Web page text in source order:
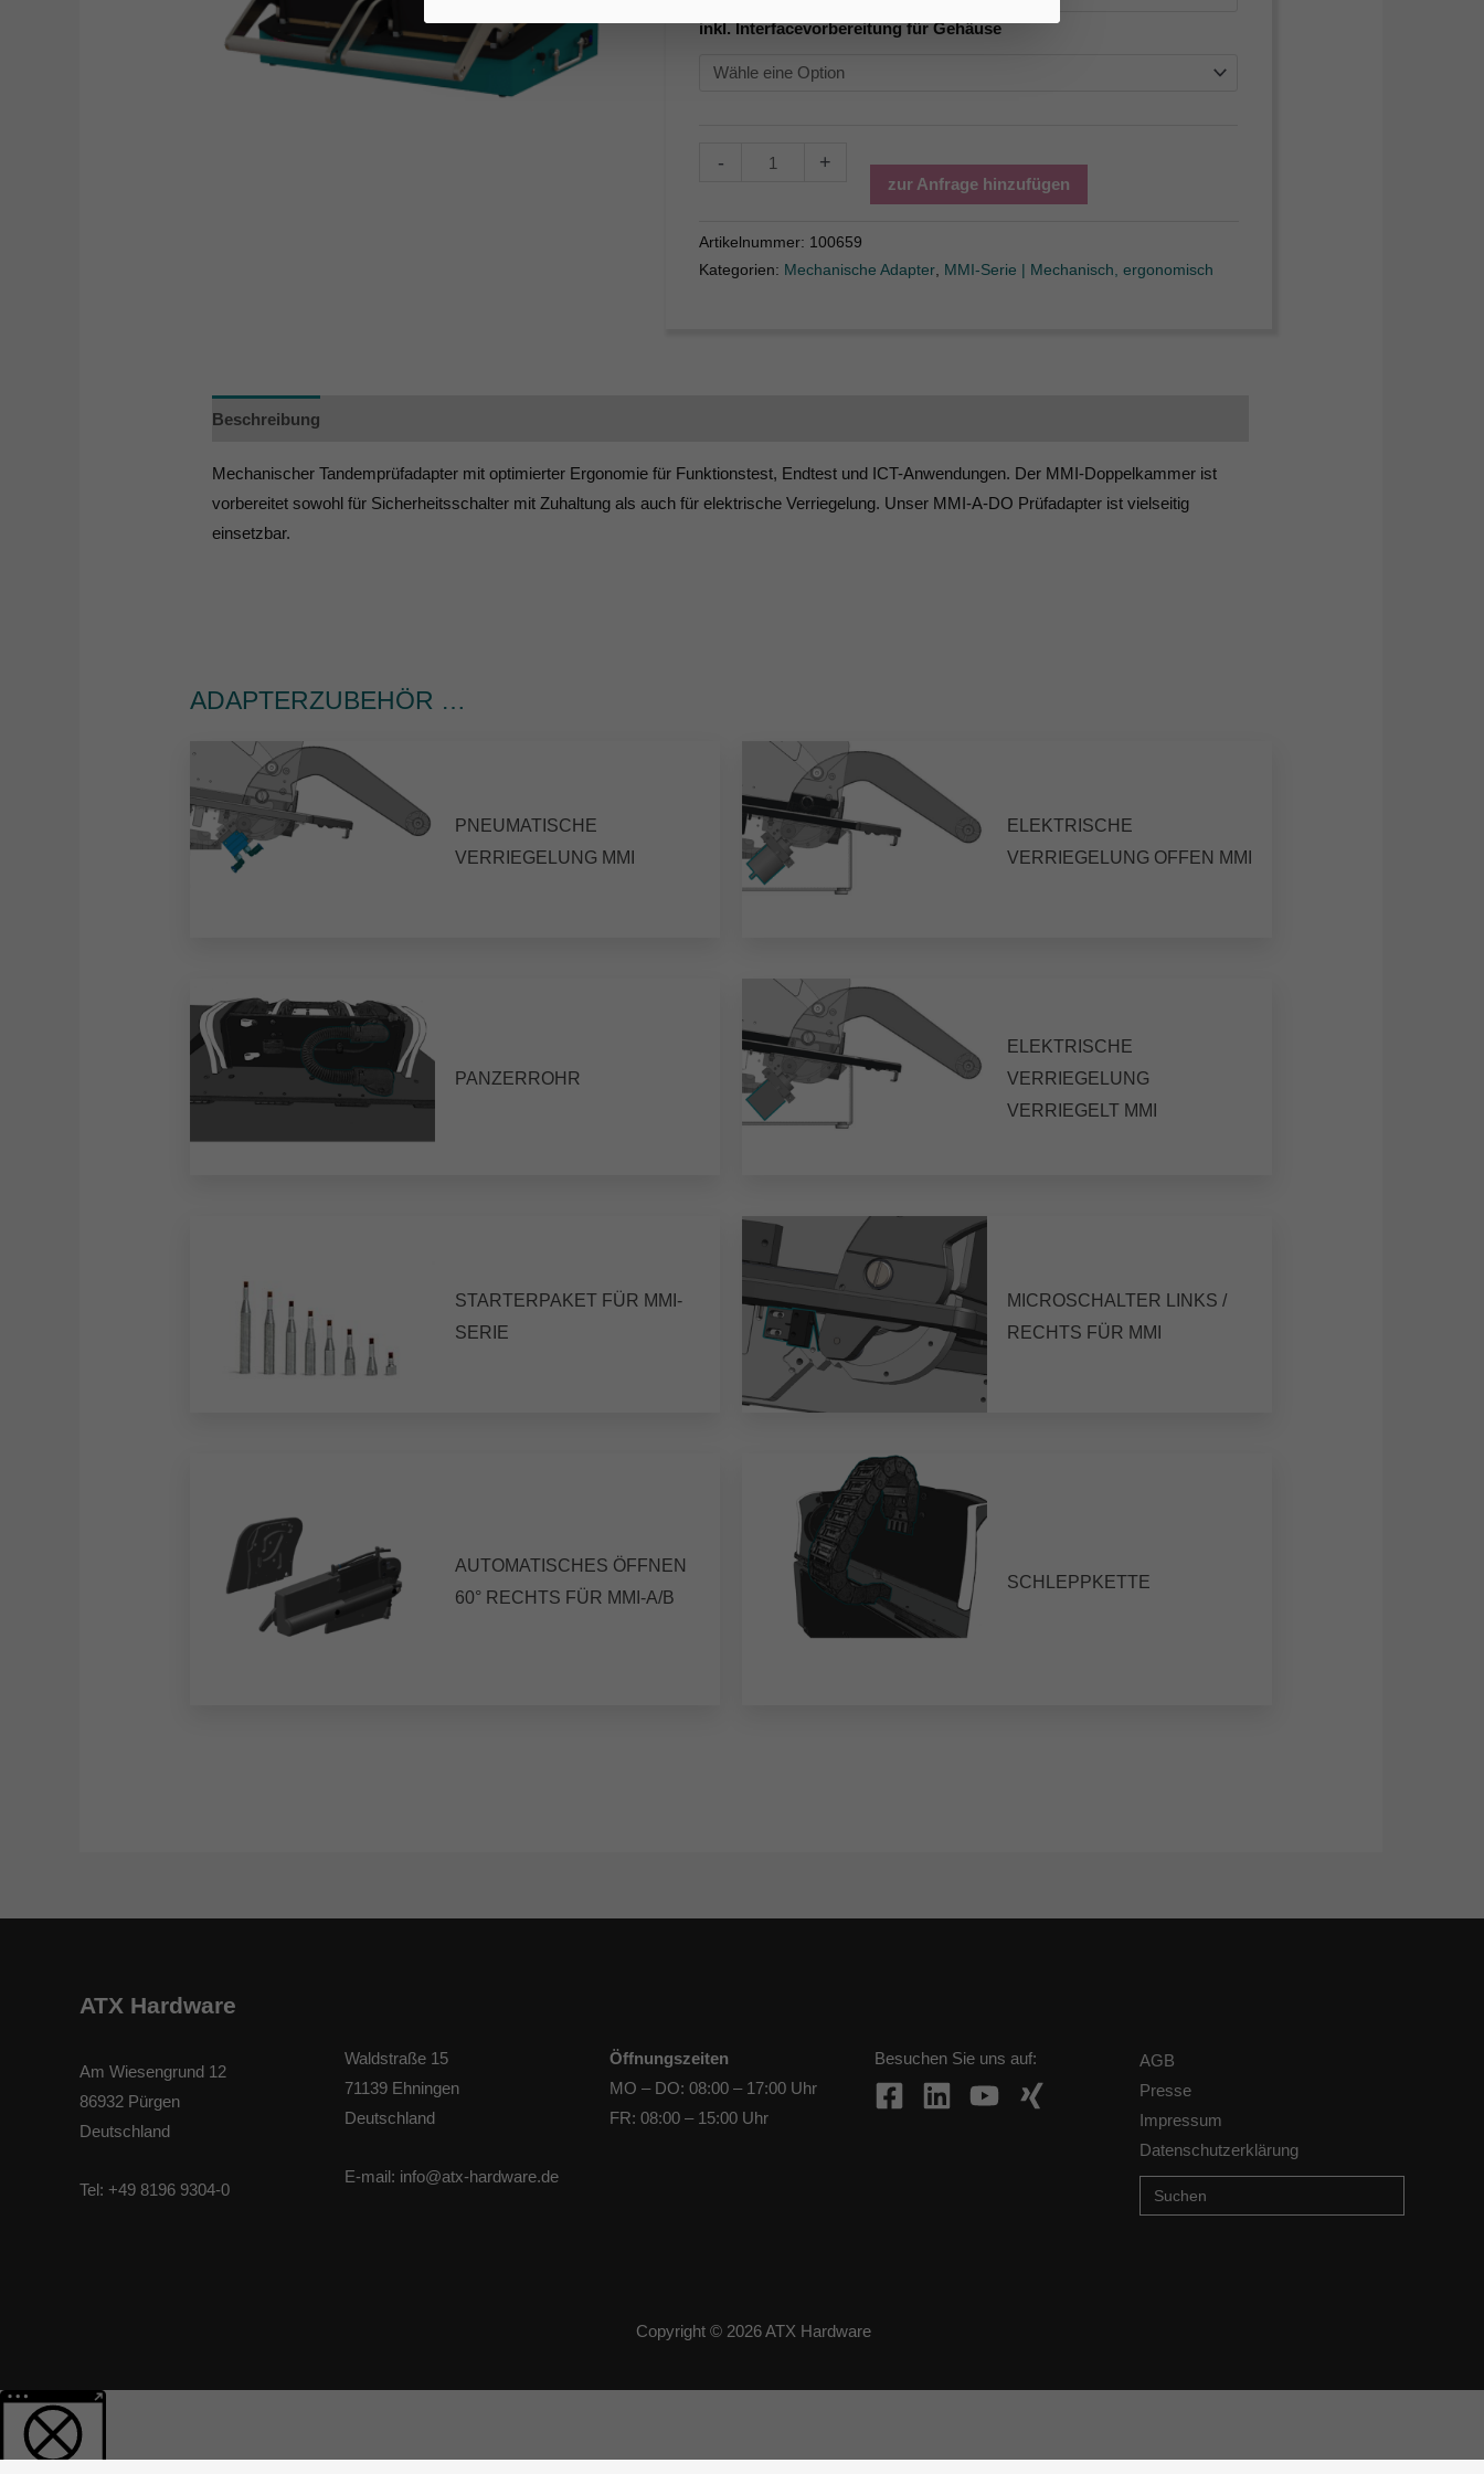
inkl. Interfacevorbereitung für Gehäuse
- +
zur Anfrage hinzufügen
Artikelnummer: 100659
Kategorien: Mechanische Adapter, MMI-Serie | Mechanisch, ergonomisch
Beschreibung
Mechanischer Tandemprüfadapter mit optimierter Ergonomie für Funktionstest, Endtest und ICT-Anwendungen. Der MMI-Doppelkammer ist
vorbereitet sowohl für Sicherheitsschalter mit Zuhaltung als auch für elektrische Verriegelung. Unser MMI-A-DO Prüfadapter ist vielseitig
einsetzbar.
ADAPTERZUBEHÖR …
PNEUMATISCHE
VERRIEGELUNG MMI
ELEKTRISCHE
VERRIEGELUNG OFFEN MMI
PANZERROHR
ELEKTRISCHE
VERRIEGELUNG
VERRIEGELT MMI
STARTERPAKET FÜR MMI-
SERIE
MICROSCHALTER LINKS /
RECHTS FÜR MMI
AUTOMATISCHES ÖFFNEN
60° RECHTS FÜR MMI-A/B
SCHLEPPKETTE
ATX Hardware
Am Wiesengrund 12
86932 Pürgen
Deutschland
Tel: +49 8196 9304-0
Waldstraße 15
71139 Ehningen
Deutschland
E-mail: info@atx-hardware.de
Öffnungszeiten
MO – DO: 08:00 – 17:00 Uhr
FR: 08:00 – 15:00 Uhr
Besuchen Sie uns auf:
AGB
Presse
Impressum
Datenschutzerklärung
Copyright © 2026 ATX Hardware
Weitere Informationen über den gesperrten Inhalt.